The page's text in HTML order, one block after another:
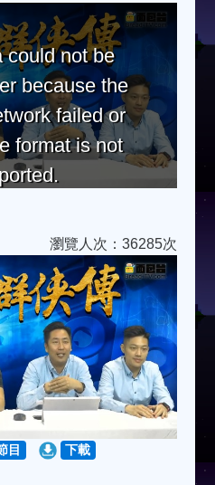
could not be
because the
failed or
format is not
瀏覽人次：36285次
目 下載